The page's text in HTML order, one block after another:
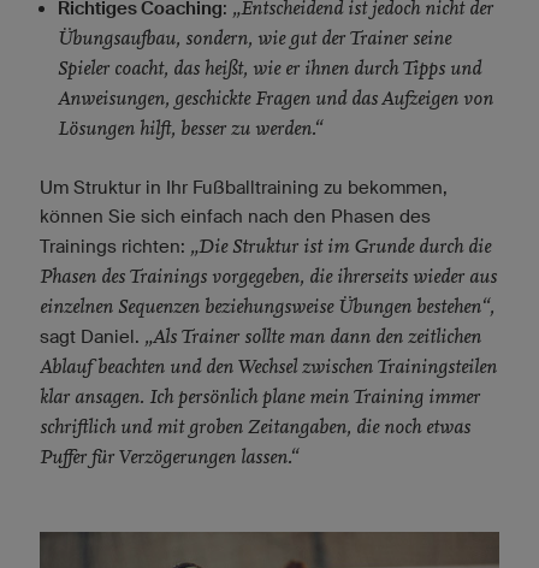
Richtiges Coaching: „Entscheidend ist jedoch nicht der
Übungsaufbau, sondern, wie gut der Trainer seine
Spieler coacht, das heißt, wie er ihnen durch Tipps und
Anweisungen, geschickte Fragen und das Aufzeigen von
Lösungen hilft, besser zu werden.“
Um Struktur in Ihr Fußballtraining zu bekommen,
können Sie sich einfach nach den Phasen des
Trainings richten: „Die Struktur ist im Grunde durch die
Phasen des Trainings vorgegeben, die ihrerseits wieder aus
einzelnen Sequenzen beziehungsweise Übungen bestehen“,
sagt Daniel. „Als Trainer sollte man dann den zeitlichen
Ablauf beachten und den Wechsel zwischen Trainingsteilen
klar ansagen. Ich persönlich plane mein Training immer
schriftlich und mit groben Zeitangaben, die noch etwas
Puffer für Verzögerungen lassen.“